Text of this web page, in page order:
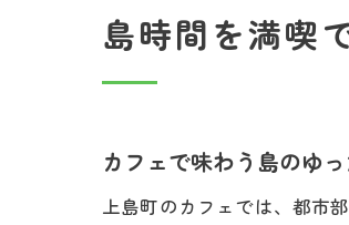
島時間を満喫
カフェで味わう島のゆ
上島町のカフェでは、都市